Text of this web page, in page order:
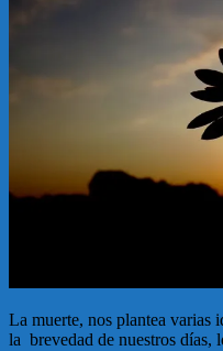
La muerte, nos plantea varias
la brevedad de nuestros días,